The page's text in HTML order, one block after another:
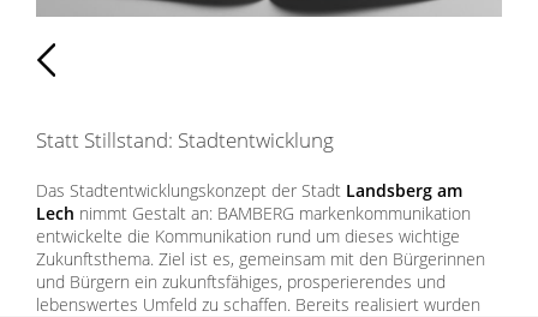
Statt Stillstand: Stadtentwicklung
Das Stadtentwicklungskonzept der Stadt Landsberg am
Lech nimmt Gestalt an: BAMBERG markenkommunikation
entwickelte die Kommunikation rund um dieses wichtige
Zukunftsthema. Ziel ist es, gemeinsam mit den Bürgerinnen
und Bürgern ein zukunftsfähiges, prosperierendes und
lebenswertes Umfeld zu schaffen. Bereits realisiert wurden